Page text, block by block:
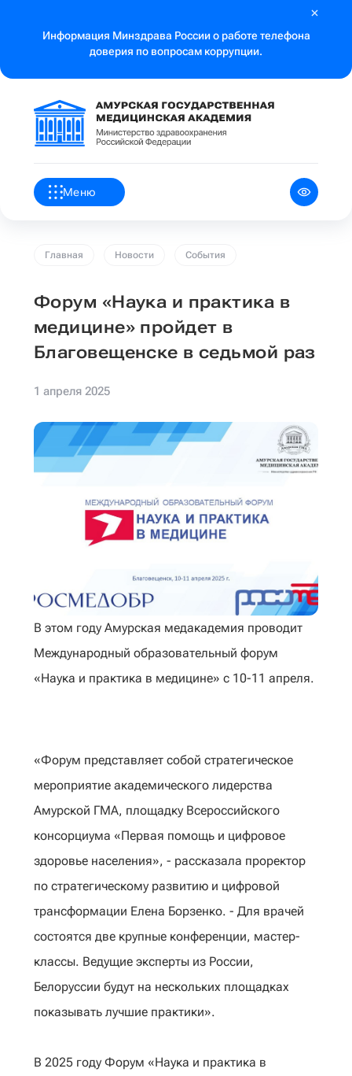
Информация Минздрава России о работе телефона
доверия по вопросам коррупции.
Меню
Главная Новости События
Форум «Наука и практика в
медицине» пройдет в
Благовещенске в седьмой раз
1 апреля 2025
В этом году Амурская медакадемия проводит
Международный образовательный форум
«Наука и практика в медицине» с 10-11 апреля.
«Форум представляет собой стратегическое
мероприятие академического лидерства
Амурской ГМА, площадку Всероссийского
консорциума «Первая помощь и цифровое
здоровье населения», - рассказала проректор
по стратегическому развитию и цифровой
трансформации Елена Борзенко. - Для врачей
состоятся две крупные конференции, мастер-
классы. Ведущие эксперты из России,
Белоруссии будут на нескольких площадках
показывать лучшие практики».
В 2025 году Форум «Наука и практика в